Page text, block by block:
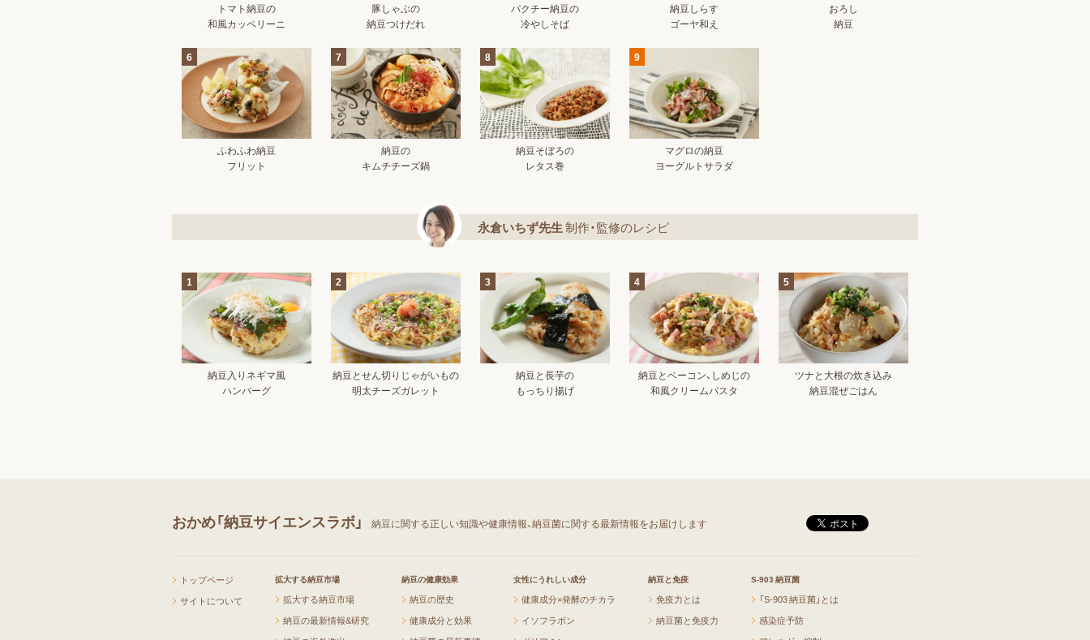
トマト納豆の
和風カッペリーニ
豚しゃぶの
納豆つけだれ
パクチー納豆の
冷やしそば
納豆しらす
ゴーヤ和え
おろし
納豆
6
ふわふわ納豆
フリット
7
納豆の
キムチチーズ鍋
8
納豆そぼろの
レタス巻
9
マグロの納豆
ヨーグルトサラダ
永倉いちず先生制作・監修のレシピ
1
納豆入りネギマ風
ハンバーグ
2
納豆とせん切りじゃがいもの
明太チーズガレット
3
納豆と長芋の
もっちり揚げ
4
納豆とベーコン、しめじの
和風クリームパスタ
5
ツナと大根の炊き込み
納豆混ぜごはん
おかめ「納豆サイエンスラボ」 納豆に関する正しい知識や健康情報、納豆菌に関する最新情報をお届けします
トップページ
サイトについて
拡大する納豆市場
拡大する納豆市場
納豆の最新情報&研究
納豆の健康効果
納豆の歴史
健康成分と効果
女性にうれしい成分
健康成分×発酵のチカラ
イソフラボン
納豆と免疫
免疫力とは
納豆菌と免疫力
S-903 納豆菌
「S-903 納豆菌」とは
感染症予防